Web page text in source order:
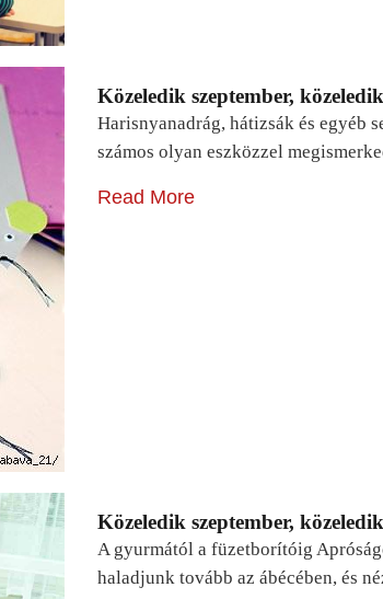
Közeledik szeptember,
Harisnyanadrág, hátizsák és egyéb
számos olyan eszközzel
Read More
Közeledik szeptember,
A gyurmától a füzetborítóig
haladjunk tovább az ábécében, és